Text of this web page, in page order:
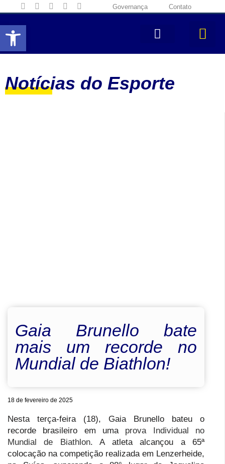
Abrir a barra de ferramentas
Governança Contato
Notícias do Esporte
Gaia Brunello bate
mais um recorde no
Mundial de Biathlon!
18 de fevereiro de 2025
Nesta terça-feira (18), Gaia Brunello bateu o
recorde brasileiro em uma prova Individual no
Mundial de Biathlon. A atleta alcançou a 65ª
colocação na competição realizada em Lenzerheide,